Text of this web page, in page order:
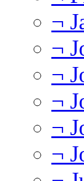
¬
¬
¬
¬
¬
¬